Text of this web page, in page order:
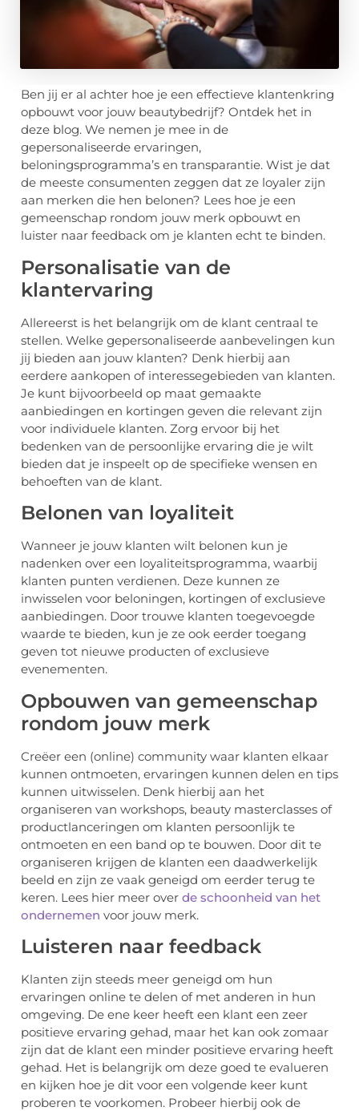
Ben jij er al achter hoe je een effectieve klantenkring
opbouwt voor jouw beautybedrijf? Ontdek het in
deze blog. We nemen je mee in de
gepersonaliseerde ervaringen,
beloningsprogramma’s en transparantie. Wist je dat
de meeste consumenten zeggen dat ze loyaler zijn
aan merken die hen belonen? Lees hoe je een
gemeenschap rondom jouw merk opbouwt en
luister naar feedback om je klanten echt te binden.
Personalisatie van de
klantervaring
Allereerst is het belangrijk om de klant centraal te
stellen. Welke gepersonaliseerde aanbevelingen kun
jij bieden aan jouw klanten? Denk hierbij aan
eerdere aankopen of interessegebieden van klanten.
Je kunt bijvoorbeeld op maat gemaakte
aanbiedingen en kortingen geven die relevant zijn
voor individuele klanten. Zorg ervoor bij het
bedenken van de persoonlijke ervaring die je wilt
bieden dat je inspeelt op de specifieke wensen en
behoeften van de klant.
Belonen van loyaliteit
Wanneer je jouw klanten wilt belonen kun je
nadenken over een loyaliteitsprogramma, waarbij
klanten punten verdienen. Deze kunnen ze
inwisselen voor beloningen, kortingen of exclusieve
aanbiedingen. Door trouwe klanten toegevoegde
waarde te bieden, kun je ze ook eerder toegang
geven tot nieuwe producten of exclusieve
evenementen.
Opbouwen van gemeenschap
rondom jouw merk
Creëer een (online) community waar klanten elkaar
kunnen ontmoeten, ervaringen kunnen delen en tips
kunnen uitwisselen. Denk hierbij aan het
organiseren van workshops, beauty masterclasses of
productlanceringen om klanten persoonlijk te
ontmoeten en een band op te bouwen. Door dit te
organiseren krijgen de klanten een daadwerkelijk
beeld en zijn ze vaak geneigd om eerder terug te
keren. Lees hier meer over de schoonheid van het
ondernemen voor jouw merk.
Luisteren naar feedback
Klanten zijn steeds meer geneigd om hun
ervaringen online te delen of met anderen in hun
omgeving. De ene keer heeft een klant een zeer
positieve ervaring gehad, maar het kan ook zomaar
zijn dat de klant een minder positieve ervaring heeft
gehad. Het is belangrijk om deze goed te evalueren
en kijken hoe je dit voor een volgende keer kunt
proberen te voorkomen. Probeer hierbij ook de